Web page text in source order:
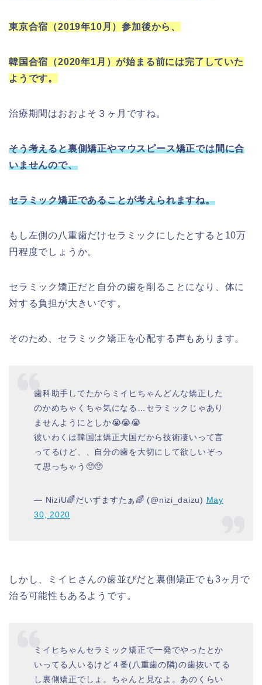
東京合宿（2019年10月）参加後から、
韓国合宿（2020年1月）が始まる前には完了していた
ようです。
治療期間はおおよそ３ヶ月ですね。
そう考えると裏側矯正やマウスピース矯正では間に合
いませんので、
セラミック矯正であることが考えられますね。
もし左側の八重歯だけセラミックにしたとすると10万
円程度でしょうか。
セラミック矯正だと自分の歯を削ることになり、体に
対する負担が大きいです。
そのため、セラミック矯正を心配する声もあります。
歯科助手してたからミイヒちゃんどんな矯正した
のかめちゃくちゃ気になる…セラミックじゃあり
ませんようにとしか😭😭😭
彼いわくは韓国は矯正大国だから技術凄いって言
ってるけど、、自分の歯を大切にして欲しいぞっ
て思っちゃう🥺🥺
— NiziU🌈だいずますたぁ🌈 (@nizi_daizu) May
30, 2020
しかし、ミイヒさんの歯並びだと裏側矯正でも3ヶ月で
治る可能性もあるようです。
ミイヒちゃんセラミック矯正で一発でやったとか
いってる人いるけど４番(八重歯の隣)の歯抜いてる
し裏側矯正でしょ。ちゃんと見なよ。あのくらい